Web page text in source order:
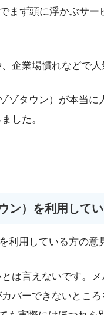
まず頭に浮かぶサ
企業場慣れなどで
ゾタウン）が本当
した。
ン）を利用して
利用している方の意
は言えないです。
バーできないとこ